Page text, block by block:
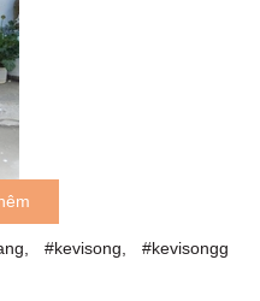
và tiện
#kevisong,
#kevisongg